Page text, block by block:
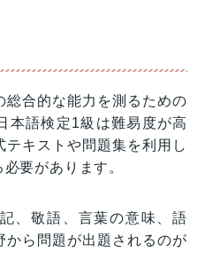
総合的な能力を測るための
本語検定1級は難易度が高
キストや問題集を利用し
要があります。
、敬語、言葉の意味、語
から問題が出題されるのが